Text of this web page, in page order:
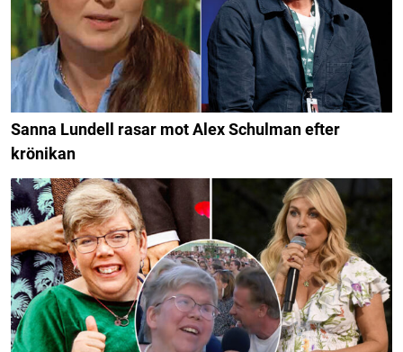
Sanna Lundell rasar mot Alex Schulman efter
krönikan